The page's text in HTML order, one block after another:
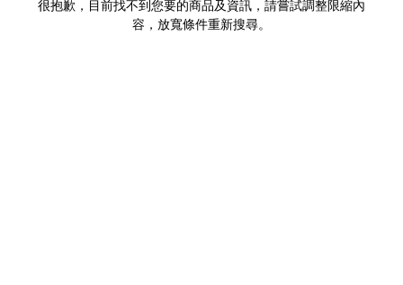
很抱歉，目前找不到您要的商品及資訊，請嘗試調整限縮內
容，放寬條件重新搜尋。